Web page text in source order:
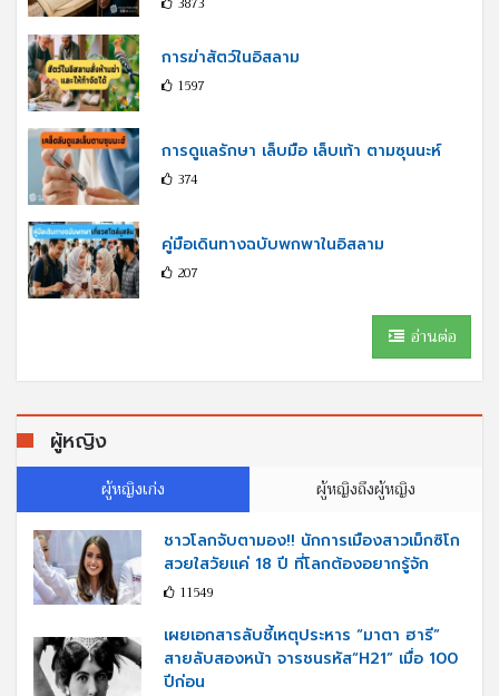
3873
การฆ่าสัตว์ในอิสลาม
1597
การดูแลรักษา เล็บมือ เล็บเท้า ตามซุนนะห์
374
คู่มือเดินทางฉบับพกพาในอิสลาม
207
อ่านต่อ
ผู้หญิง
ผู้หญิงเก่ง ผู้หญิงถึงผู้หญิง
ชาวโลกจับตามอง!! นักการเมืองสาวเม็กซิโก
สวยใสวัยแค่ 18 ปี ที่โลกต้องอยากรู้จัก
11549
เผยเอกสารลับชี้เหตุประหาร “มาตา ฮารี”
สายลับสองหน้า จารชนรหัส“H21” เมื่อ 100
ปีก่อน